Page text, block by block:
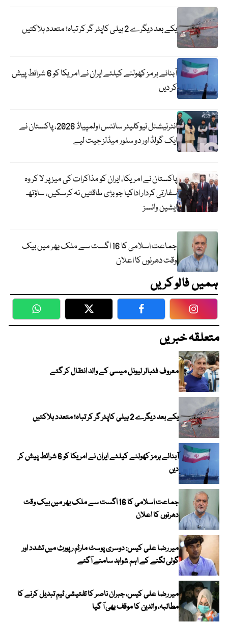
یکے بعد دیگرے 2 ہیلی کاپٹر گر کر تباہ؛ متعدد ہلاکتیں
آبنائے ہرمز کھولنے کیلئے ایران نے امریکا کو 6 شرائط پیش
کر دیں
انٹرنیشنل نیوکلیئر سائنس اولمپیاڈ 2026، پاکستان نے
ایک گولڈ اور دو سلور میڈلز جیت لیے
پاکستان نے امریکا، ایران کو مذاکرات کی میز پر لا کر وہ
سفارتی کردار اداکیا جو بڑی طاقتیں نہ کرسکیں، ساؤتھ
ایشین وائسز
جماعت اسلامی کا 16 اگست سے ملک بھر میں بیک
وقت دھرنوں کا اعلان
ہمیں فالو کریں
WhatsApp Twitter Facebook
متعلقہ خبریں
معروف فٹبالر لیونل میسی کے والد انتقال کر گئے
یکے بعد دیگرے 2 ہیلی کاپٹر گر کر تباہ؛ متعدد ہلاکتیں
آبنائے ہرمز کھولنے کیلئے ایران نے امریکا کو 6 شرائط پیش کر
دیں
جماعت اسلامی کا 16 اگست سے ملک بھر میں بیک وقت
دھرنوں کا اعلان
میر رضا علی کیس: دوسری پوسٹ مارٹم رپورٹ میں تشدد اور
گولی لگنے کے اہم شواہد سامنے آگئے
میر رضا علی کیس، جبران ناصر کا تفتیشی ٹیم تبدیل کرنے کا
مطالبہ، والدین کا موقف بھی آ گیا